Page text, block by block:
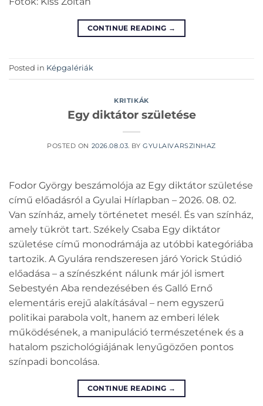
CONTINUE READING →
Posted in Képgalériák
KRITIKÁK
Egy diktátor születése
POSTED ON 2026.08.03. BYGYULAIVARSZINHAZ
Fodor György beszámolója az Egy diktátor születése
című előadásról a Gyulai Hírlapban – 2026. 08. 02.
Van színház, amely történetet mesél. És van színház,
amely tükröt tart. Székely Csaba Egy diktátor
születése című monodrámája az utóbbi kategóriába
tartozik. A Gyulára rendszeresen járó Yorick Stúdió
előadása – a színészként nálunk már jól ismert
Sebestyén Aba rendezésében és Galló Ernő
elementáris erejű alakításával – nem egyszerű
politikai parabola volt, hanem az emberi lélek
működésének, a manipuláció természetének és a
hatalom pszichológiájának lenyűgözően pontos
színpadi boncolása.
CONTINUE READING →